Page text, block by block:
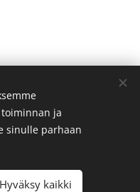
ja
sinulle parhaan
Hyväksy kaikki